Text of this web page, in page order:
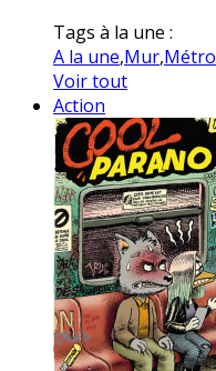
Tags à la une :
A la une,Mur,Métro
Voir tout
Action